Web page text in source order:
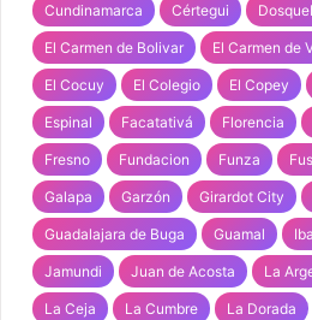
Cundinamarca Cértegui
El Carmen de Bolivar El Carmen de
El Cocuy El Colegio El Copey
Espinal Facatativá Florencia
Fresno Fundacion Funza
Galapa Garzón Girardot City
Guadalajara de Buga Guamal
Jamundi Juan de Acosta La
La Ceja La Cumbre La Dorada